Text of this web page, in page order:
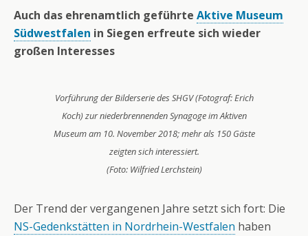
Auch das ehrenamtlich geführte Aktive Museum
Südwestfalen in Siegen erfreute sich wieder
großen Interesses
Vorführung der Bilderserie des SHGV (Fotograf: Erich
Koch) zur niederbrennenden Synagoge im Aktiven
Museum am 10. November 2018; mehr als 150 Gäste
zeigten sich interessiert.
(Foto: Wilfried Lerchstein)
Der Trend der vergangenen Jahre setzt sich fort: Die
NS-Gedenkstätten in Nordrhein-Westfalen haben